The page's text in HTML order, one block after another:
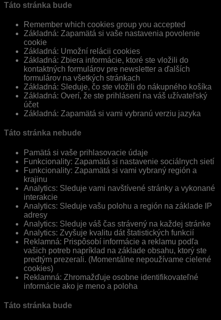
Táto stránka bude
Remember which cookies group you accepted
Základná: Zapamätá si vaše nastavenia povolenie
cookie
Základná: Umožní relácii cookies
Základná: Zbiera informácie, ktoré ste vložili do
kontaktných formulárov pre newsletter a ďalších
formulárov na všetkých stránkach
Základná: Sleduje, čo ste vložili do nákupného košíka
Základná: Overí, že ste prihlásení na váš užívateľský
účet
Základná: Zapamätá si vami vybranú verziu jazyka
Táto stránka nebude
Pamätá si vaše prihlasovacie údaje
Funkcionality: Zapamätá si nastavenie sociálnych sietí
Funkcionality: Zapamätá si vami vybraný región a
krajinu
Analytics: Sleduje vami navštívené stránky a vykonané
interakcie
Analytics: Sleduje vašu polohu a región na základe IP
adresy
Analytics: Sleduje váš čas strávený na každej stránke
Analytics: Zvyšuje kvalitu dát štatistických funkcií
Reklamná: Prispôsobí informácie a reklamu podľa
vašich potreb napríklad na základe obsahu, ktorý ste
predtým prezerali. (Momentálne nepoužívame cielené
cookies)
Reklamná: Zhromažďuje osobne identifikovateľné
informácie ako je meno a poloha
Táto stránka bude